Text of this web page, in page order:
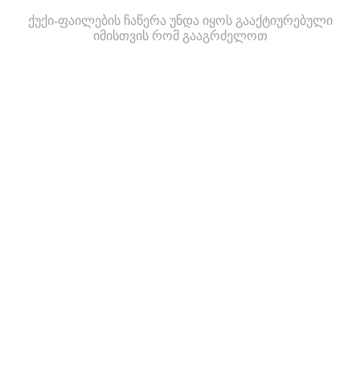
ქუქი-ფაილების ჩაწერა უნდა იყოს გააქტიურებული
იმისთვის რომ გააგრძელოთ